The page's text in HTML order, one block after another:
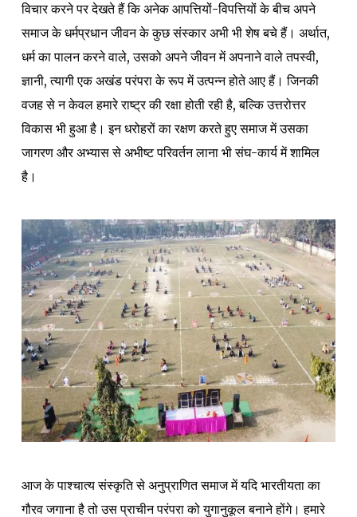
विचार करने पर देखते हैं कि अनेक आपत्तियों-विपत्तियों के बीच अपने
समाज के धर्मप्रधान जीवन के कुछ संस्कार अभी भी शेष बचे हैं। अर्थात,
धर्म का पालन करने वाले, उसको अपने जीवन में अपनाने वाले तपस्वी,
ज्ञानी, त्यागी एक अखंड परंपरा के रूप में उत्पन्न होते आए हैं। जिनकी
वजह से न केवल हमारे राष्ट्र की रक्षा होती रही है, बल्कि उत्तरोत्तर
विकास भी हुआ है। इन धरोहरों का रक्षण करते हुए समाज में उसका
जागरण और अभ्यास से अभीष्ट परिवर्तन लाना भी संघ-कार्य में शामिल
है।
आज के पाश्चात्य संस्कृति से अनुप्राणित समाज में यदि भारतीयता का
गौरव जगाना है तो उस प्राचीन परंपरा को युगानुकूल बनाने होंगे। हमारे